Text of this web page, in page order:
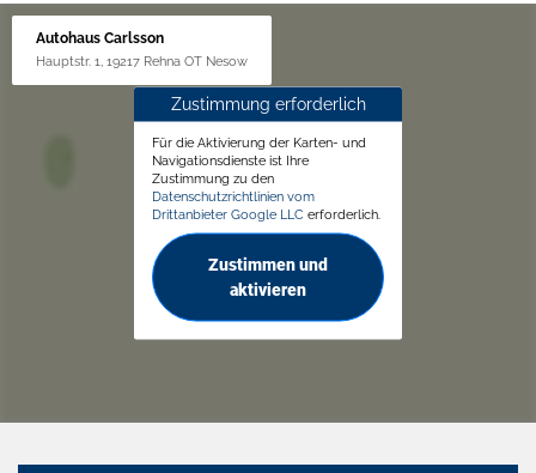
Autohaus Carlsson
Hauptstr. 1, 19217 Rehna OT Nesow
Zustimmung erforderlich
Für die Aktivierung der Karten- und
Navigationsdienste ist Ihre
Zustimmung zu den
Datenschutzrichtlinien vom
Drittanbieter Google LLC erforderlich.
Zustimmen und
aktivieren